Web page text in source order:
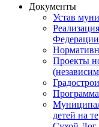
Документы
Устав
Федерации
Проекты
детей на